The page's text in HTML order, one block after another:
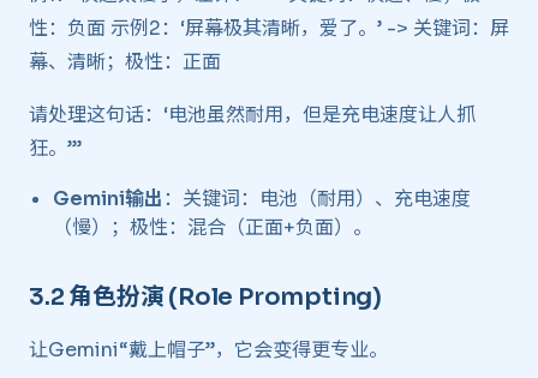
性：负面 示例2：‘屏幕极其清晰，爱了。’ -> 关键词：屏
幕、清晰；极性：正面
请处理这句话：‘电池虽然耐用，但是充电速度让人抓
狂。’”
Gemini输出 ：关键词：电池（耐用）、充电速度
（慢）；极性：混合（正面+负面）。
3.2 角色扮演 (Role Prompting) ​
让Gemini“戴上帽子”，它会变得更专业。